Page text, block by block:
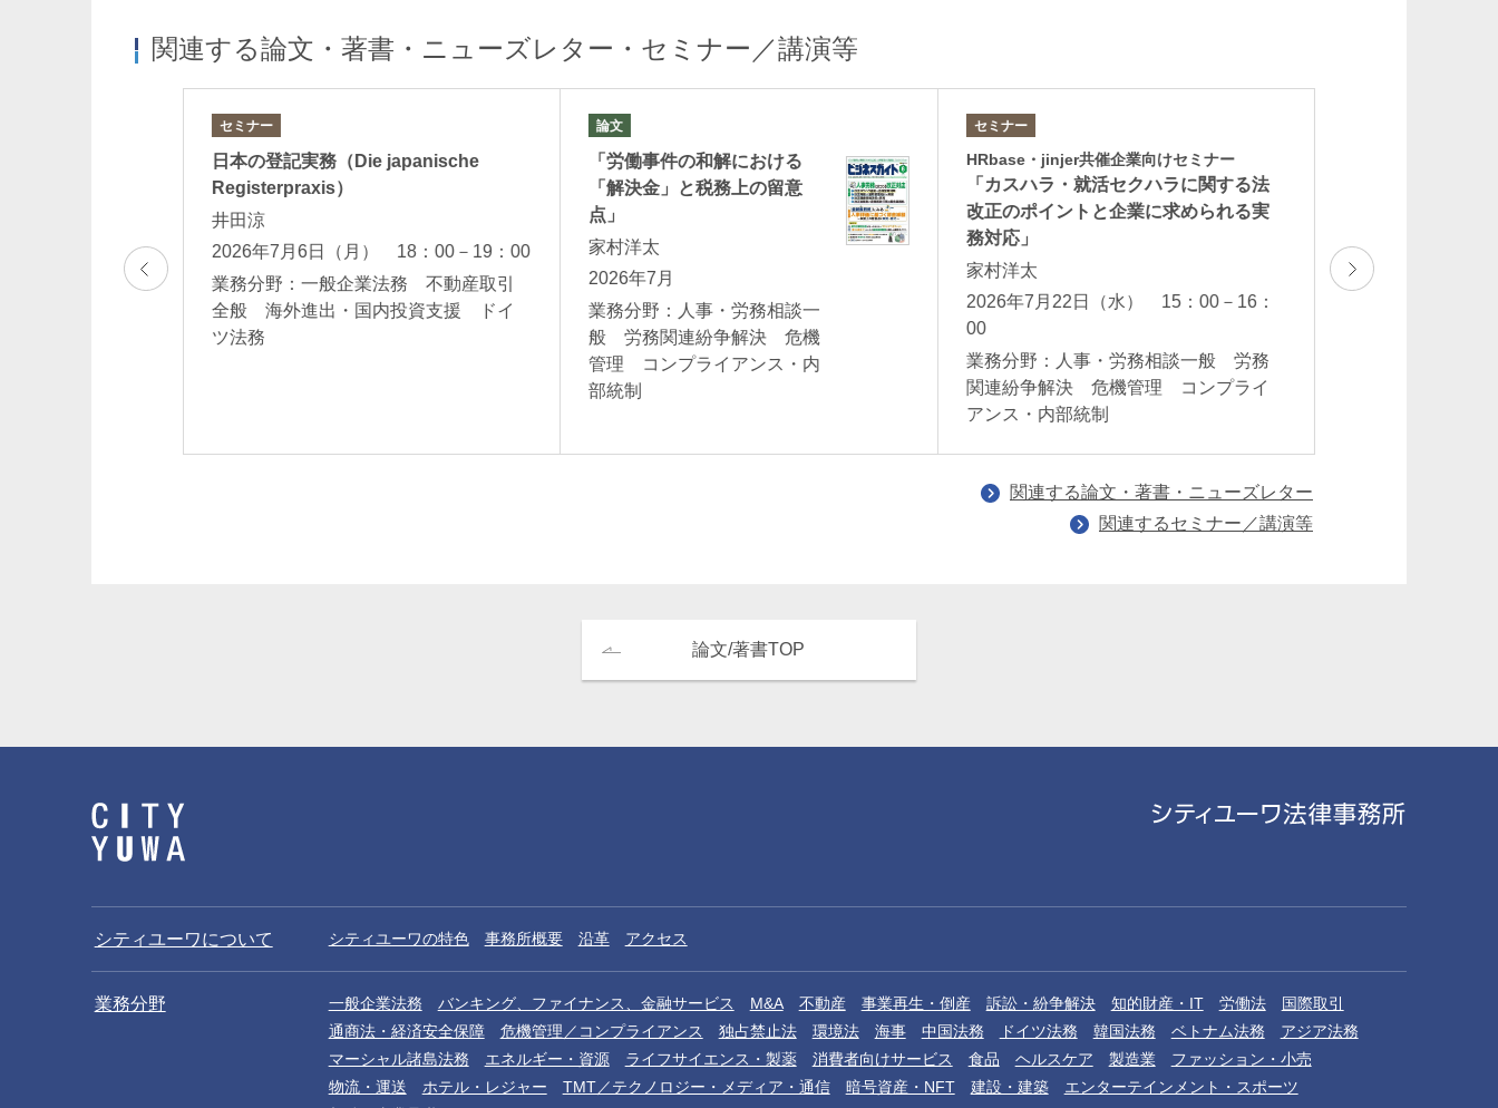
関連する論文・著書・ニューズレター・セミナー／講演等
セミナー
日本の登記実務（Die japanische
Registerpraxis）
井田涼
2026年7月6日（月） 18：00－19：00
業務分野：一般企業法務 不動産取引
全般 海外進出・国内投資支援 ドイ
ツ法務
論文
「労働事件の和解における
「解決金」と税務上の留意
点」
家村洋太
2026年7月
業務分野：人事・労務相談一
般 労務関連紛争解決 危機
管理 コンプライアンス・内
部統制
セミナー
HRbase・jinjer共催企業向けセミナー
「カスハラ・就活セクハラに関する法
改正のポイントと企業に求められる実
務対応」
家村洋太
2026年7月22日（水） 15：00－16：
00
業務分野：人事・労務相談一般 労務
関連紛争解決 危機管理 コンプライ
アンス・内部統制
2026年5月
業務分野：一般
関連する論文・著書・ニューズレター
関連するセミナー／講演等
論文/著書TOP
シティユーワについて シティユーワの特色 事務所概要 沿革 アクセス
業務分野 一般企業法務 バンキング、ファイナンス、金融サービス M&A 不動産 事業再生・倒産 訴訟・紛争解決 知的財産・IT 労働法
国際取引
通商法・経済安全保障
危機管理／コンプライアンス 独占禁止法 環境法 海事 中国法務 ドイツ法務 韓国法務 ベトナム法務
アジア法務
マーシャル諸島法務
エネルギー・資源 ライフサイエンス・製薬 消費者向けサービス 食品 ヘルスケア 製造業
ファッション・小売
物流・運送
ホテル・レジャー TMT／テクノロジー・メディア・通信 暗号資産・NFT 建設・建築
エンターテインメント・スポーツ